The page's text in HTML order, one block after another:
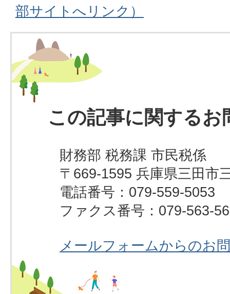
部サイトへリンク）
この記事に関するお
財務部 税務課 市民税係
〒669-1595 兵庫県三田市
電話番号：079-559-5053
ファクス番号：079-563-
メールフォームからのお